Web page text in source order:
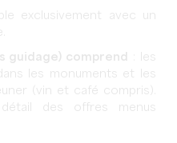
exclusivement avec un
guidage) comprend
: les
les monuments et les
(vin et café compris).
des offres menus